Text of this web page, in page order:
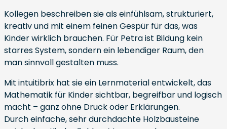
Kollegen beschreiben sie als einfühlsam, strukturiert,
kreativ und mit einem feinen Gespür für das, was
Kinder wirklich brauchen. Für Petra ist Bildung kein
starres System, sondern ein lebendiger Raum, den
man sinnvoll gestalten muss.
Mit intuitibrix hat sie ein Lernmaterial entwickelt, das
Mathematik für Kinder sichtbar, begreifbar und logisch
macht – ganz ohne Druck oder Erklärungen.
Durch einfache, sehr durchdachte Holzbausteine